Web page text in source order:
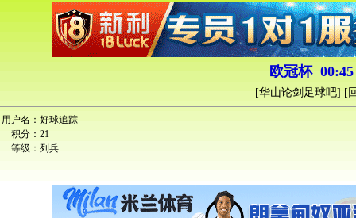
欧冠杯
[华山论剑足球吧] [
用户名： 好球追踪
积分： 21
等级： 列兵